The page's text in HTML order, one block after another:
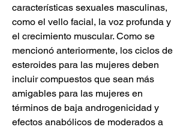
características sexuales masculinas,
como el vello facial, la voz profunda y
el crecimiento muscular. Como se
mencionó anteriormente, los ciclos de
esteroides para las mujeres deben
incluir compuestos que sean más
amigables para las mujeres en
términos de baja androgenicidad y
efectos anabólicos de moderados a